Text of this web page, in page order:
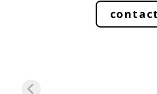
contact